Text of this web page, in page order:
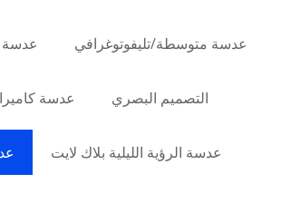
عدسة عدسة متوسطة/تليفوتوغرافي
عدسة التصميم البصري
عدسة الرؤية الليلية بلاك لايت